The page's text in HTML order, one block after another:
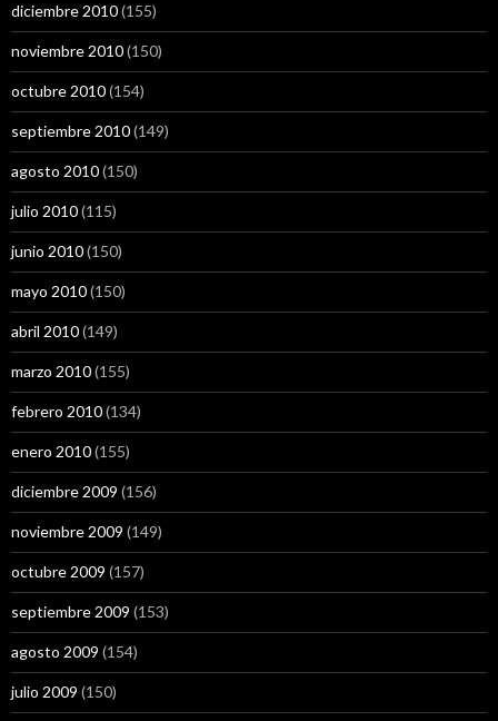
diciembre 2010(155)
noviembre 2010(150)
octubre 2010(154)
septiembre 2010(149)
agosto 2010(150)
julio 2010(115)
junio 2010(150)
mayo 2010(150)
abril 2010(149)
marzo 2010(155)
febrero 2010(134)
enero 2010(155)
diciembre 2009 (156)
noviembre 2009 (149)
octubre 2009 (157)
septiembre 2009 (153)
agosto 2009 (154)
julio 2009 (150)